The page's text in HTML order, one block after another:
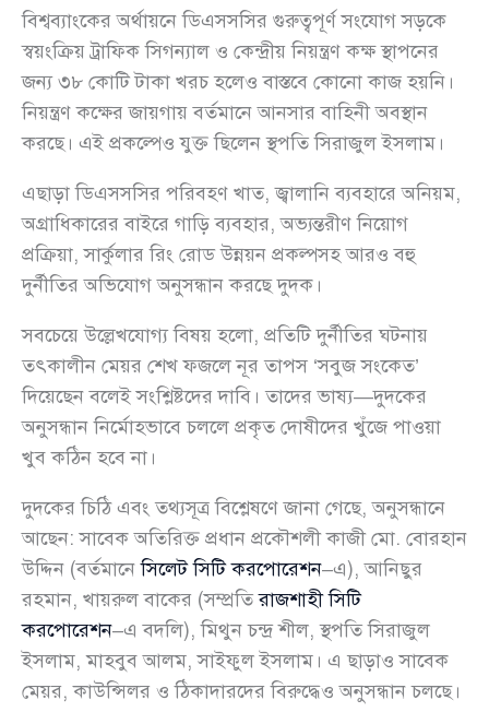
বিশ্বব্যাংকের অর্থায়নে ডিএসসসির গুরুত্বপূর্ণ সংযোগ সড়কে
স্বয়ংক্রিয় ট্রাফিক সিগন্যাল ও কেন্দ্রীয় নিয়ন্ত্রণ কক্ষ স্থাপনের
জন্য ৩৮ কোটি টাকা খরচ হলেও বাস্তবে কোনো কাজ হয়নি।
নিয়ন্ত্রণ কক্ষের জায়গায় বর্তমানে আনসার বাহিনী অবস্থান
করছে। এই প্রকল্পেও যুক্ত ছিলেন স্থপতি সিরাজুল ইসলাম।
এছাড়া ডিএসসসির পরিবহণ খাত, জ্বালানি ব্যবহারে অনিয়ম,
অগ্রাধিকারের বাইরে গাড়ি ব্যবহার, অভ্যন্তরীণ নিয়োগ
প্রক্রিয়া, সার্কুলার রিং রোড উন্নয়ন প্রকল্পসহ আরও বহু
দুর্নীতির অভিযোগ অনুসন্ধান করছে দুদক।
সবচেয়ে উল্লেখযোগ্য বিষয় হলো, প্রতিটি দুর্নীতির ঘটনায়
তৎকালীন মেয়র শেখ ফজলে নূর তাপস ‘সবুজ সংকেত’
দিয়েছেন বলেই সংশ্লিষ্টদের দাবি। তাদের ভাষ্য—দুদকের
অনুসন্ধান নির্মোহভাবে চললে প্রকৃত দোষীদের খুঁজে পাওয়া
খুব কঠিন হবে না।
দুদকের চিঠি এবং তথ্যসূত্র বিশ্লেষণে জানা গেছে, অনুসন্ধানে
আছেন: সাবেক অতিরিক্ত প্রধান প্রকৌশলী কাজী মো. বোরহান
উদ্দিন (বর্তমানেসিলেট সিটি করপোরেশন–এ), আনিছুর
রহমান, খায়রুল বাকের (সম্প্রতিরাজশাহী সিটি
করপোরেশন–এ বদলি), মিথুন চন্দ্র শীল, স্থপতি সিরাজুল
ইসলাম, মাহবুব আলম, সাইফুল ইসলাম। এ ছাড়াও সাবেক
মেয়র, কাউন্সিলর ও ঠিকাদারদের বিরুদ্ধেও অনুসন্ধান চলছে।